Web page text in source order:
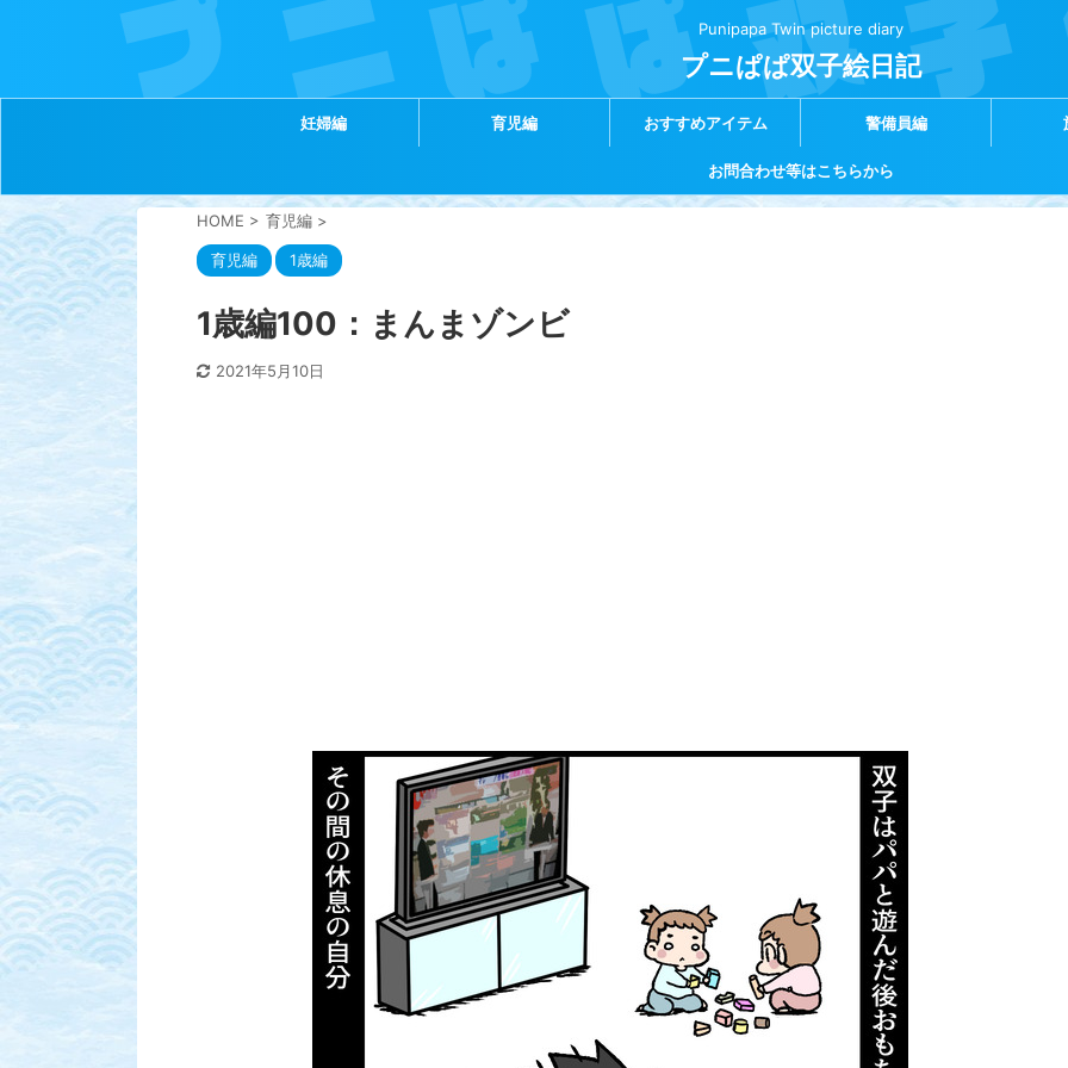
Punipapa Twin picture diary
プニぱぱ双子絵日記
妊婦編 育児編 おすすめアイテム 警備員編
お問合わせ等はこちらから
HOME > 育児編 >
育児編 1歳編
1歳編100：まんまゾンビ
2021年5月10日